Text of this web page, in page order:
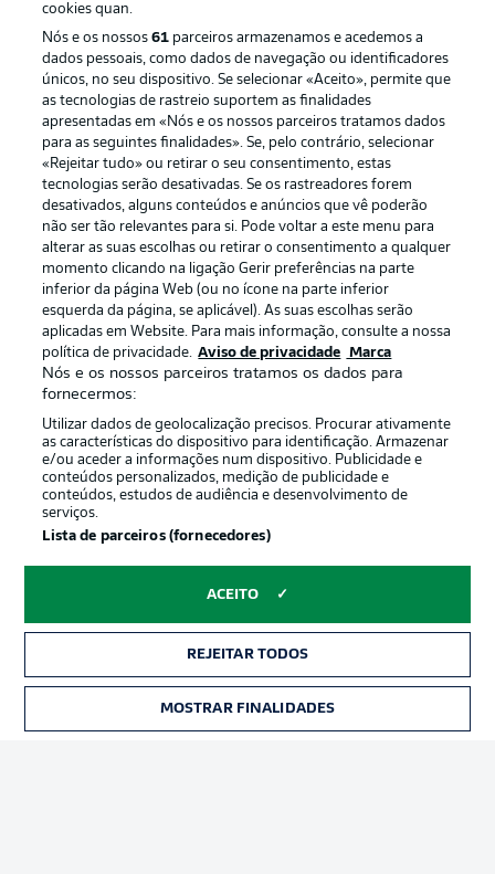
Football as it’s meant to be
APLICATIVO DA BUNDESLIGA
Oferecido por
Gerir preferências Aviso de privacidade
Termos de uso Trabalhe conosco
cookies quan.
Nós e os nossos61 parceiros armazenamos e acedemos a
dados pessoais, como dados de navegação ou identificadores
únicos, no seu dispositivo. Se selecionar «Aceito», permite que
as tecnologias de rastreio suportem as finalidades
apresentadas em «Nós e os nossos parceiros tratamos dados
para as seguintes finalidades». Se, pelo contrário, selecionar
«Rejeitar tudo» ou retirar o seu consentimento, estas
tecnologias serão desativadas. Se os rastreadores forem
desativados, alguns conteúdos e anúncios que vê poderão
não ser tão relevantes para si. Pode voltar a este menu para
alterar as suas escolhas ou retirar o consentimento a qualquer
momento clicando na ligação Gerir preferências na parte
inferior da página Web (ou no ícone na parte inferior
esquerda da página, se aplicável). As suas escolhas serão
aplicadas em Website. Para mais informação, consulte a nossa
política de privacidade. Aviso de privacidade Marca
Nós e os nossos parceiros tratamos os dados para
fornecermos:
Utilizar dados de geolocalização precisos. Procurar ativamente
as características do dispositivo para identificação. Armazenar
e/ou aceder a informações num dispositivo. Publicidade e
conteúdos personalizados, medição de publicidade e
conteúdos, estudos de audiência e desenvolvimento de
serviços.
Lista de parceiros (fornecedores)
ACEITO
REJEITAR TODOS
MOSTRAR FINALIDADES